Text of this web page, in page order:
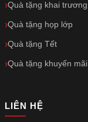
Quà tặng khai trương
Quà tặng họp lớp
Quà tặng Tết
Quà tặng khuyến mãi
LIÊN HỆ